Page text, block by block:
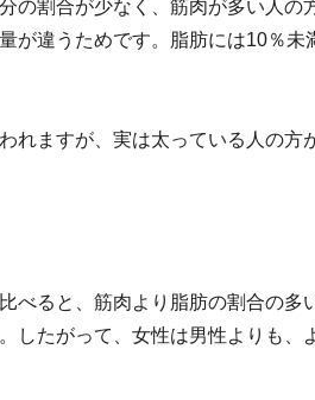
の割合が少なく、筋肉が多い人の
が違うためです。脂肪には10％未
れますが、実は太っている人の方
べると、筋肉より脂肪の割合の多
したがって、女性は男性よりも、